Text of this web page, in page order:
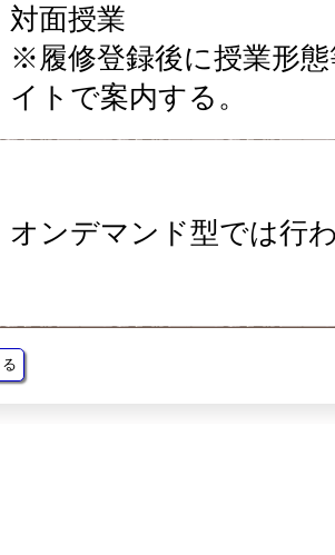
対面授業
※履修登録後に授業形
イトで案内する。
オンデマンド型では行